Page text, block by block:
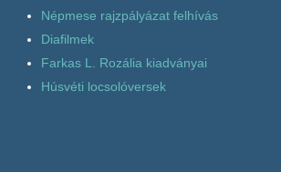
Népmese rajzpályázat felhívás
Diafilmek
Farkas L. Rozália kiadványai
Húsvéti locsolóversek